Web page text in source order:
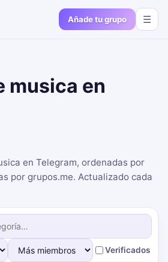
Añade tu grupo ☰
musica en
en Telegram, ordenadas por
por grupos.me. Actualizado cada
Verificados